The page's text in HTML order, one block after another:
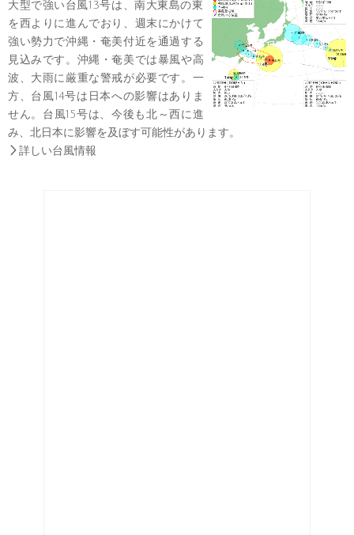
大型で強い台風13号は、南大東島の東
を西よりに進んでおり、週末にかけて
強い勢力で沖縄・奄美付近を通過する
見込みです。沖縄・奄美では暴風や高
波、大雨に厳重な警戒が必要です。一
方、台風14号は日本への影響はありま
せん。台風15号は、今後も北～西に進
み、北日本に影響を及ぼす可能性があります。
 詳しい台風情報